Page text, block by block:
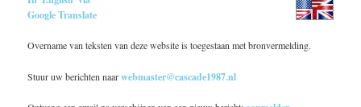
Google Translate
Overname van teksten van deze website is toegestaan met bronvermelding.
Stuur uw berichten naarwebmaster@cascade1987.nl